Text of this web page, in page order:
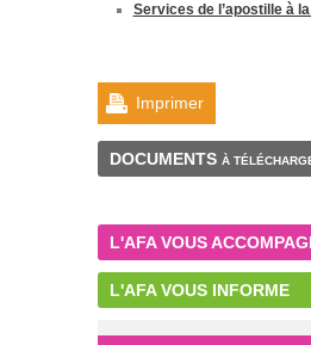
Services de l’apostille à
Imprimer
DOCUMENTS À
L'AFA VOUS
L'AFA VOUS INFORME